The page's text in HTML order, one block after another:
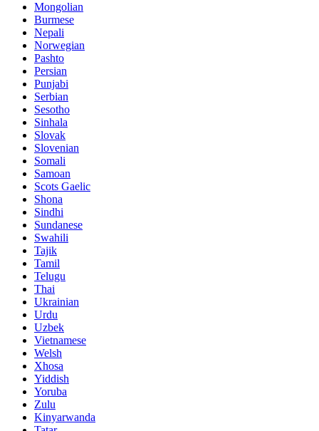
Mongolian
Burmese
Nepali
Norwegian
Pashto
Persian
Punjabi
Serbian
Sesotho
Sinhala
Slovak
Slovenian
Somali
Samoan
Scots Gaelic
Shona
Sindhi
Sundanese
Swahili
Tajik
Tamil
Telugu
Thai
Ukrainian
Urdu
Uzbek
Vietnamese
Welsh
Xhosa
Yiddish
Yoruba
Zulu
Kinyarwanda